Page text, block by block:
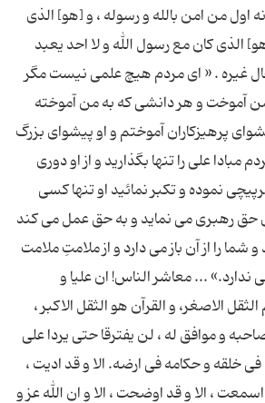
اول من امن بالله و رسوله ، و [هو] الذى
الذى كان مع رسول الله و لا احد یعبد
غیره . « ای مردم هیچ علمی نیست مگر
من آموخت و هر دانشی که به من آموخته
پرهیزکاران آموختم و او پیشوای بزرگ
علی را تنها بگذارید و از او دوری
نموده و تکبر نمائید او تنها کسی
حق رهبری می نماید و به حق عمل می کند
شما را از آن باز می دارد و از ملامتِ ملامت
ندارد.» ... معاشر الناس! ان علیا و
الاصغر، و القرآن هو الثقل الاكبر ،
و موافق له ، لن یفترقا حتى یردا على
خلقه و حكامه فى ارضه. الا و قد ادیت ،
اسمعت ، الا و قد اوضحت ، الا و ان الله عز و